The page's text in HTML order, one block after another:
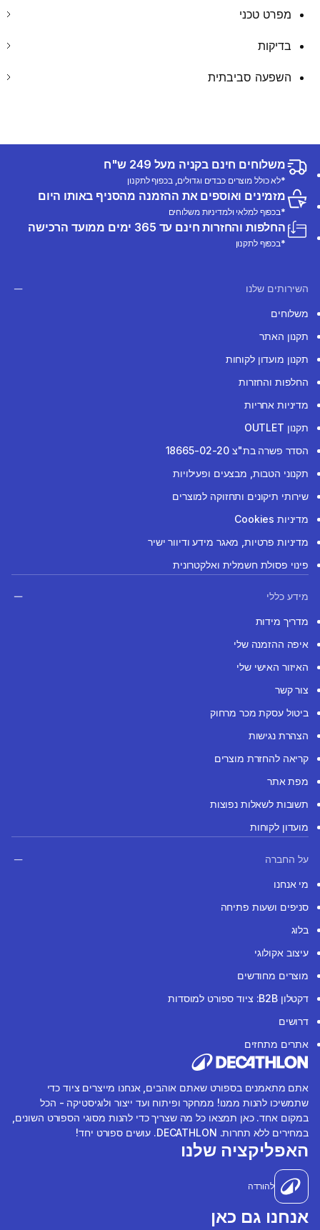
מפרט טכני
בדיקות
השפעה סביבתית
משלוחים חינם בקניה מעל 249 ש"ח
*לא כולל מוצרים כבדים וגדולים, בכפוף לתקנון
מזמינים ואוספים את ההזמנה מהסניף באותו היום
*בכפוף למלאי ולמדיניות משלוחים
החלפות והחזרות חינם עד 365 ימים ממועד הרכישה
*בכפוף לתקנון
השירותים שלנו
משלוחים
תקנון האתר
תקנון מועדון לקוחות
החלפות והחזרות
מדיניות אחריות
תקנון OUTLET
הסדר פשרה בת"צ 18665-02-20
תקנוני הטבות, מבצעים ופעילויות
שירותי תיקונים ותחזוקה למוצרים
מדיניות Cookies
מדיניות פרטיות, מאגר מידע ודיוור ישיר
פינוי פסולת חשמלית ואלקטרונית
מידע כללי
מדריך מידות
איפה ההזמנה שלי
האיזור האישי שלי
צור קשר
ביטול עסקת מכר מרחוק
הצהרת נגישות
קריאה להחזרת מוצרים
מפת אתר
תשובות לשאלות נפוצות
מועדון לקוחות
על החברה
מי אנחנו
סניפים ושעות פתיחה
בלוג
עיצוב אקולוגי
מוצרים מחודשים
דקטלון B2B: ציוד ספורט למוסדות
דרושים
אתרים מתחזים
אתם מתאמנים בספורט שאתם אוהבים, אנחנו מייצרים ציוד כדי
שתמשיכו להנות ממנו! ממחקר ופיתוח ועד ייצור ולוגיסטיקה - הכל
במקום אחד. כאן תמצאו כל מה שצריך כדי להנות מסוגי הספורט השונים,
במחירים ללא תחרות. DECATHLON. עושים ספורט יחד!
האפליקציה שלנו
להורדה
אנחנו גם כאן